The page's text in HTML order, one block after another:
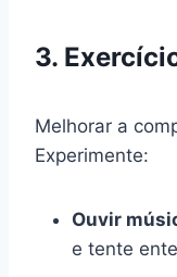
3.
Melhorar a
Experimente:
Ouvir
e tente